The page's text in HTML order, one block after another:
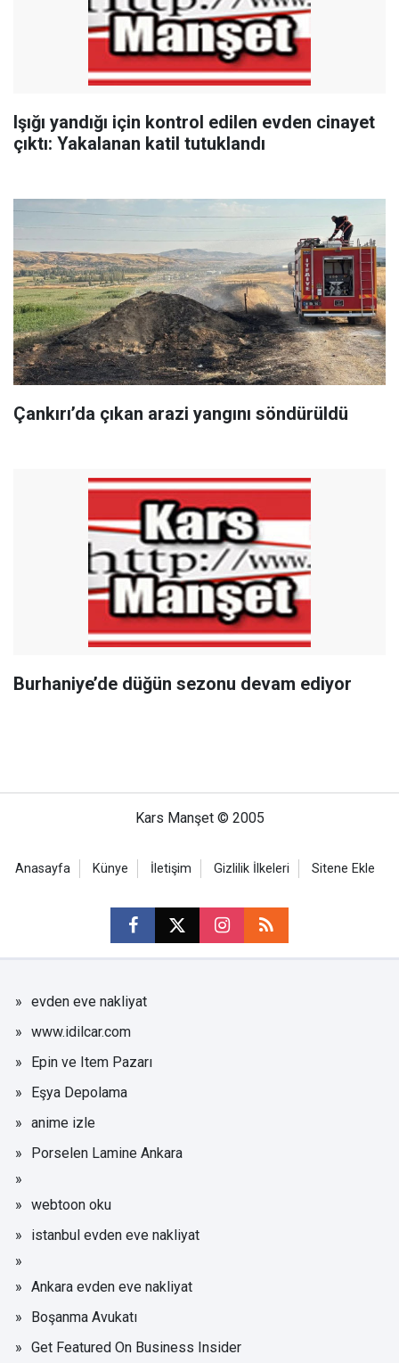
Işığı yandığı için kontrol edilen evden cinayet
çıktı: Yakalanan katil tutuklandı
Çankırı’da çıkan arazi yangını söndürüldü
Burhaniye’de düğün sezonu devam ediyor
Kars Manşet © 2005
Anasayfa Künye İletişim Gizlilik İlkeleri Sitene Ekle
evden eve nakliyat
www.idilcar.com
Epin ve Item Pazarı
Eşya Depolama
anime izle
Porselen Lamine Ankara
webtoon oku
istanbul evden eve nakliyat
Ankara evden eve nakliyat
Boşanma Avukatı
Get Featured On Business Insider